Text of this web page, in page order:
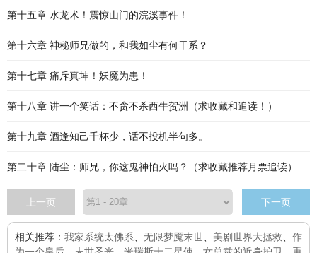
第十五章 水龙术！震惊山门的浣溪事件！
第十六章 神秘师兄做的，和我如尘有何干系？
第十七章 痛斥真坤！妖魔为患！
第十八章 讲一个笑话：不贪不杀西牛贺洲（求收藏和追读！）
第十九章 酒逢知己千杯少，话不投机半句多。
第二十章 陆尘：师兄，你这鬼神怕火吗？（求收藏推荐月票追读）
上一页 下一页
相关推荐： 我家系统太佛系 无限梦魇末世 美剧世界大拯救
作